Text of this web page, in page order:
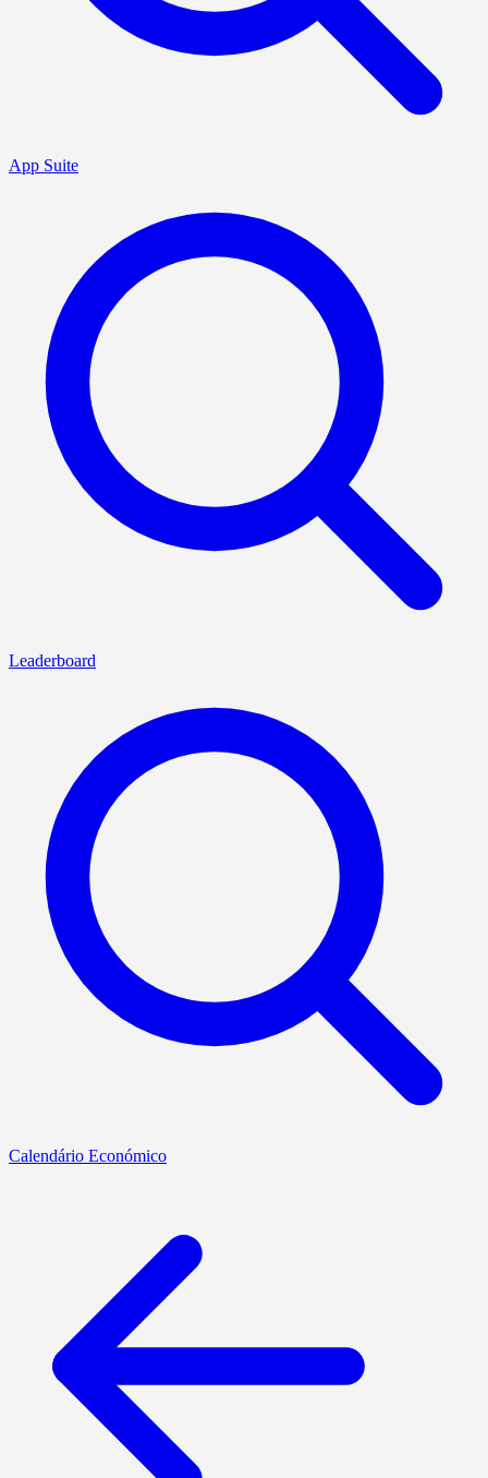
App Suite
Leaderboard
Calendário Económico